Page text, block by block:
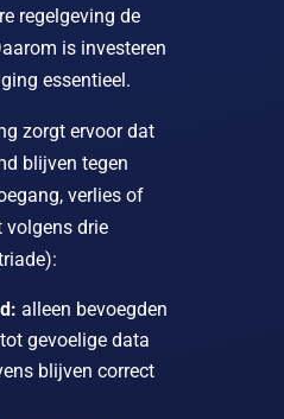
regelgeving de
is investeren
essentieel.
zorgt ervoor dat
blijven tegen
verlies of
volgens drie
alleen bevoegden
gevoelige data
blijven correct